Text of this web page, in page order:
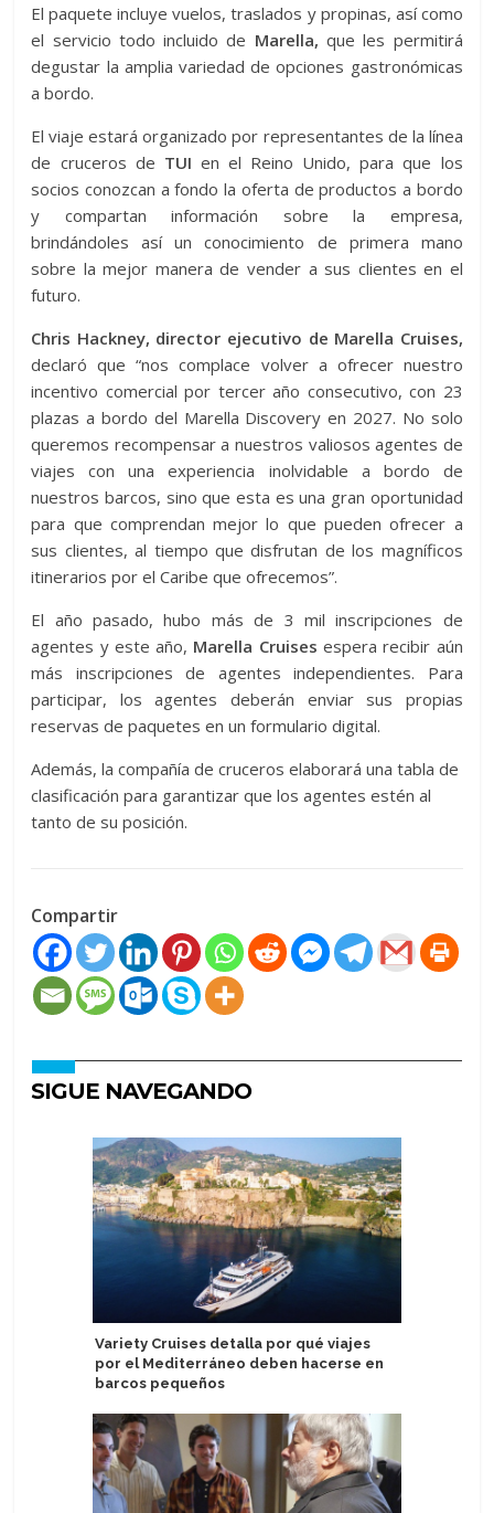
El paquete incluye vuelos, traslados y propinas, así como
el servicio todo incluido de Marella, que les permitirá
degustar la amplia variedad de opciones gastronómicas
a bordo.
El viaje estará organizado por representantes de la línea
de cruceros de TUI en el Reino Unido, para que los
socios conozcan a fondo la oferta de productos a bordo
y compartan información sobre la empresa,
brindándoles así un conocimiento de primera mano
sobre la mejor manera de vender a sus clientes en el
futuro.
Chris Hackney, director ejecutivo de Marella Cruises,
declaró que “nos complace volver a ofrecer nuestro
incentivo comercial por tercer año consecutivo, con 23
plazas a bordo del Marella Discovery en 2027. No solo
queremos recompensar a nuestros valiosos agentes de
viajes con una experiencia inolvidable a bordo de
nuestros barcos, sino que esta es una gran oportunidad
para que comprendan mejor lo que pueden ofrecer a
sus clientes, al tiempo que disfrutan de los magníficos
itinerarios por el Caribe que ofrecemos”.
El año pasado, hubo más de 3 mil inscripciones de
agentes y este año, Marella Cruises espera recibir aún
más inscripciones de agentes independientes. Para
participar, los agentes deberán enviar sus propias
reservas de paquetes en un formulario digital.
Además, la compañía de cruceros elaborará una tabla de
clasificación para garantizar que los agentes estén al
tanto de su posición.
Compartir
SIGUE NAVEGANDO
Variety Cruises detalla por qué viajes
por el Mediterráneo deben hacerse en
barcos pequeños